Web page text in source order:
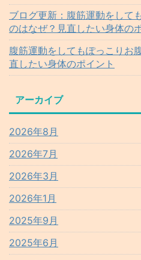
ブログ更新：腹筋運動をして
のはなぜ？見直したい身体の
腹筋運動をしてもぽっこりお
直したい身体のポイント
アーカイブ
2026年8月
2026年7月
2026年3月
2026年1月
2025年9月
2025年6月